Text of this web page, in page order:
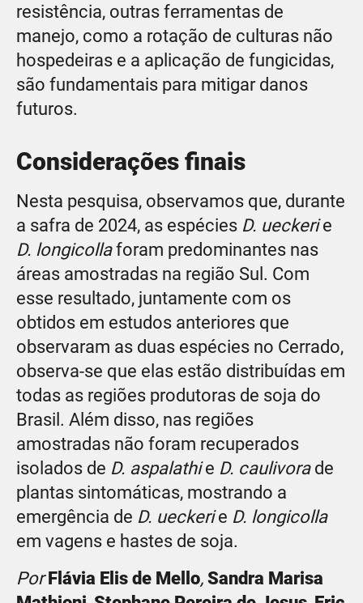
resistência, outras ferramentas de
manejo, como a rotação de culturas não
hospedeiras e a aplicação de fungicidas,
são fundamentais para mitigar danos
futuros.
Considerações finais
Nesta pesquisa, observamos que, durante
a safra de 2024, as espécies D. ueckerie
D. longicollaforam predominantes nas
áreas amostradas na região Sul. Com
esse resultado, juntamente com os
obtidos em estudos anteriores que
observaram as duas espécies no Cerrado,
observa-se que elas estão distribuídas em
todas as regiões produtoras de soja do
Brasil. Além disso, nas regiões
amostradas não foram recuperados
isolados de D. aspalathie D. caulivorade
plantas sintomáticas, mostrando a
emergência de D. ueckerie D. longicolla
em vagens e hastes de soja.
PorFlávia Elis de Mello, Sandra Marisa